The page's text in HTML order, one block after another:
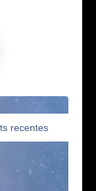
recentes